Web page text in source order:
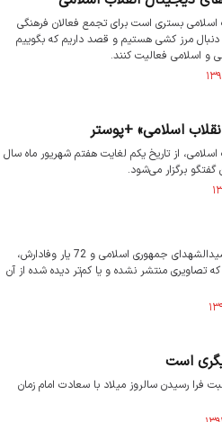
اسلامی بستری است برای تجمع فعالان فرهنگی
دنبال مرز کشی هستیم و قصد داریم که بگوییم
و اسلامی فعالیت کنند.
اسلامی» +پوستر
از تاریخ یکم لغایت هفتم شهریور ماه سال
برگزار می‌شود.
هم زمان با سی و سومین سالگرد شهادتِ سیدالشهدای جمهوری اسلامی و 72 یار وفادارش،
منتشر نشده و یا کم‌تر دیده شده از آن
است
فرا رسیدن سالروز میلاد با سعادت امام زمان